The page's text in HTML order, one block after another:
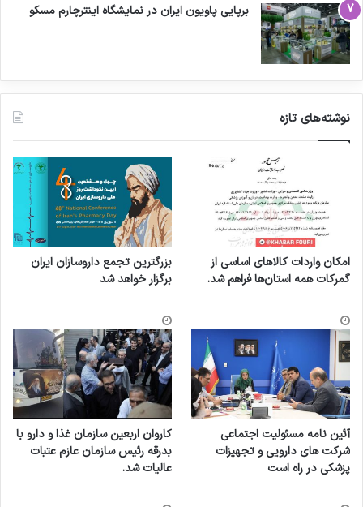
برپایی پاویون ایران در نمایشگاه اینترچارم مسکو
نوشته‌های تازه
امکان واردات کالاهای اساسی از
گمرکات همه استان‌ها فراهم شد.
بزرگترین تجمع داروسازان ایران
برگزار خواهد شد
آئین نامه مسئولیت اجتماعی
شرکت های دارویی و تجهیزات
پزشکی در راه است
کاروان اربعین سازمان غذا و دارو با
بدرقه رئیس سازمان عازم عتبات
عالیات شد.